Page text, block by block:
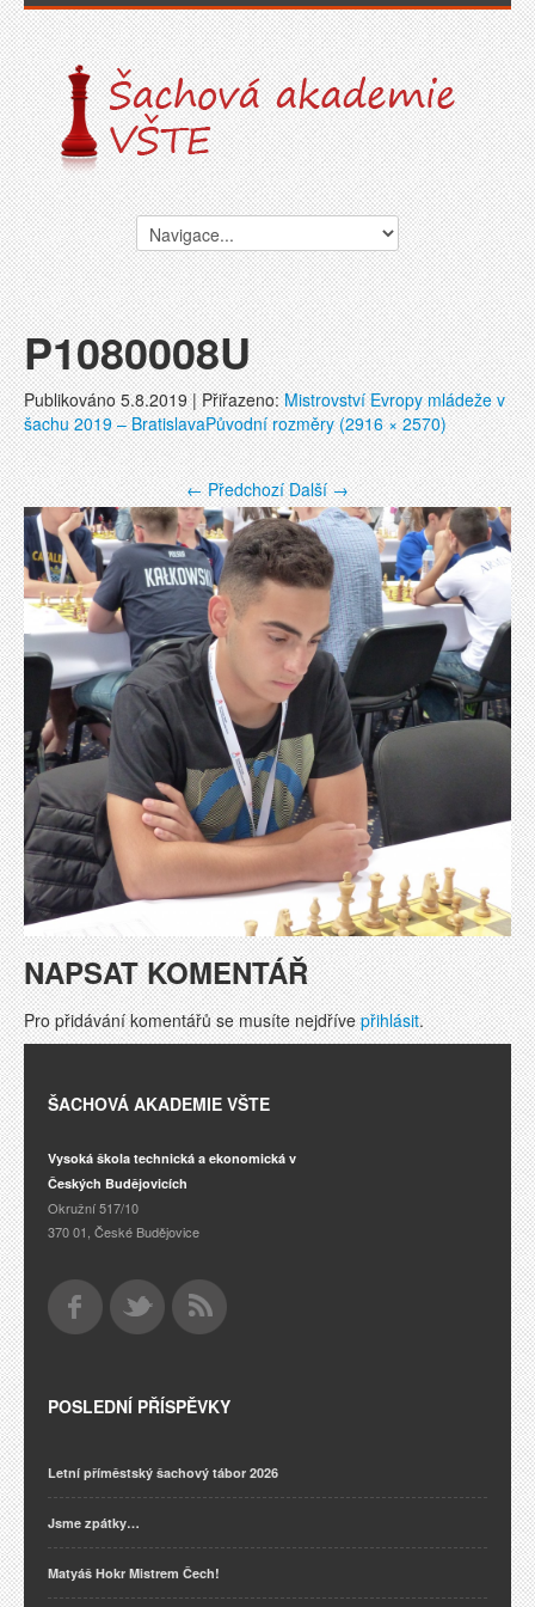
P1080008U
Publikováno5.8.2019| Přiřazeno:Mistrovství Evropy mládeže v
šachu 2019 – BratislavaPůvodní rozměry (2916 × 2570)
←Předchozí Další→
NAPSAT KOMENTÁŘ
Pro přidávání komentářů se musíte nejdřívepřihlásit.
ŠACHOVÁ AKADEMIE VŠTE
Vysoká škola technická a ekonomická v
Českých Budějovicích
Okružní 517/10
370 01, České Budějovice
POSLEDNÍ PŘÍSPĚVKY
Letní příměstský šachový tábor 2026
Jsme zpátky…
Matyáš Hokr Mistrem Čech!